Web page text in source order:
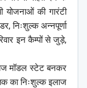
योजनाओं की गारंटी
निःशुल्क अन्नपूर्णा
इन कैम्पों से जुड़े,
मॉडल स्टेट बनकर
का निःशुल्क इलाज